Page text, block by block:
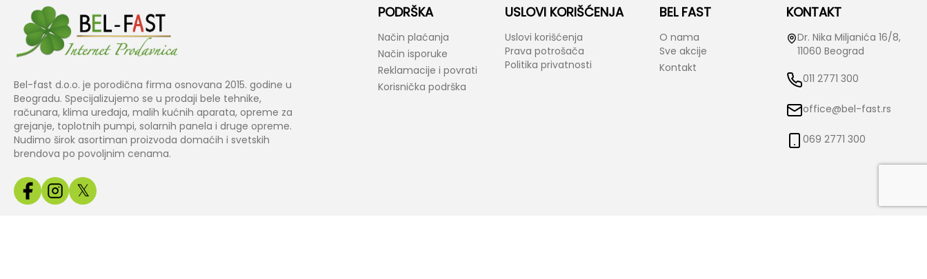
Bel-fast d.o.o. je porodična firma osnovana 2015. godine u
Beogradu. Specijalizujemo se u prodaji bele tehnike,
računara, klima uređaja, malih kućnih aparata, opreme za
grejanje, toplotnih pumpi, solarnih panela i druge opreme.
Nudimo širok asortiman proizvoda domaćih i svetskih
brendova po povoljnim cenama.
𝕏
PODRŠKA
Način plaćanja
Način isporuke
Reklamacije i povrati
Korisnička podrška
USLOVI KORIŠĆENJA
Uslovi korišćenja
Prava potrošača
Politika privatnosti
BEL FAST
O nama
Sve akcije
Kontakt
KONTAKT
Dr. Nika Miljanića 16/8,
11060 Beograd
011 2771 300
office@bel-fast.rs
069 2771 300